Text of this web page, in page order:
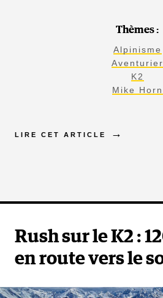
Thèmes :
Alpinisme
Aventurier
K2
Mike Horn
LIRE CET ARTICLE
Rush sur le K2 :
en route vers le